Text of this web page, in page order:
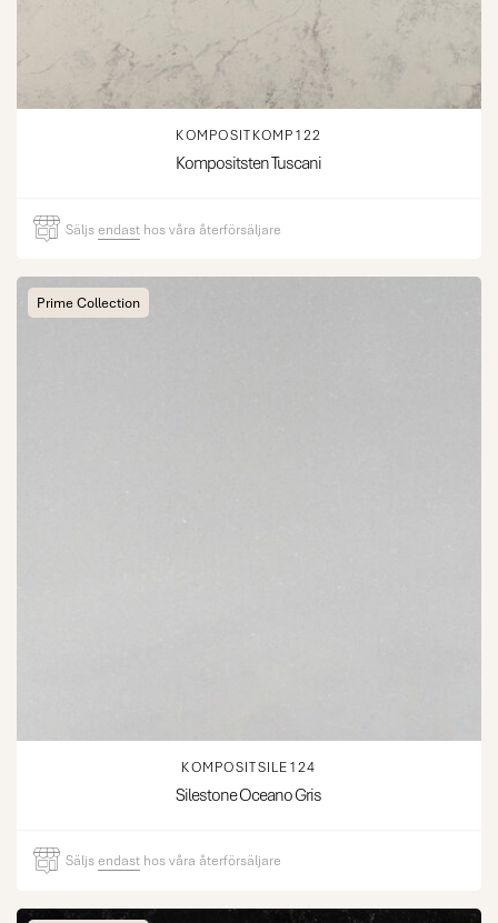
KOMPOSITKOMP122
Kompositsten Tuscani
Säljsendast hos våra återförsäljare
Prime Collection
KOMPOSITSILE124
Silestone Oceano Gris
Säljsendast hos våra återförsäljare